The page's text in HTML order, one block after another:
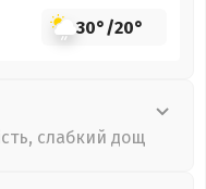
30°/20°
слабкий дощ